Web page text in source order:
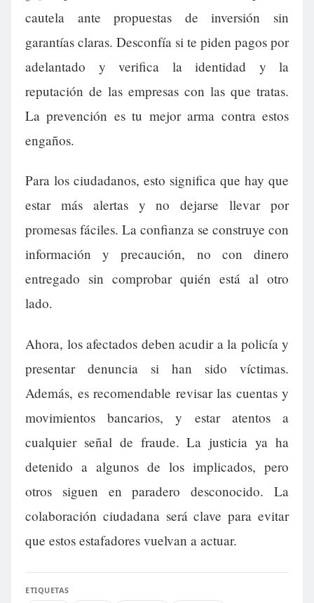
cautela ante propuestas de inversión sin
garantías claras. Desconfía si te piden pagos por
adelantado y verifica la identidad y la
reputación de las empresas con las que tratas.
La prevención es tu mejor arma contra estos
engaños.
Para los ciudadanos, esto significa que hay que
estar más alertas y no dejarse llevar por
promesas fáciles. La confianza se construye con
información y precaución, no con dinero
entregado sin comprobar quién está al otro
lado.
Ahora, los afectados deben acudir a la policía y
presentar denuncia si han sido víctimas.
Además, es recomendable revisar las cuentas y
movimientos bancarios, y estar atentos a
cualquier señal de fraude. La justicia ya ha
detenido a algunos de los implicados, pero
otros siguen en paradero desconocido. La
colaboración ciudadana será clave para evitar
que estos estafadores vuelvan a actuar.
ETIQUETAS